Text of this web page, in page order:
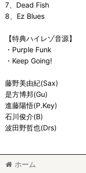
7、Dead Fish
8、Ez Blues
【特典ハイレゾ音源】
・Purple Funk
・Keep Going!
藤野美由紀(Sax)
是方博邦(Gu)
進藤陽悟(P.Key)
石川俊介(B)
波田野哲也(Drs)
ホーム